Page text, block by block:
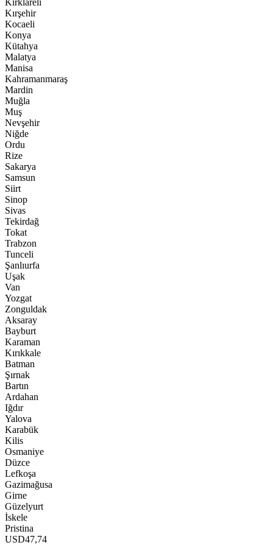
Kırklareli
Kırşehir
Kocaeli
Konya
Kütahya
Malatya
Manisa
Kahramanmaraş
Mardin
Muğla
Muş
Nevşehir
Niğde
Ordu
Rize
Sakarya
Samsun
Siirt
Sinop
Sivas
Tekirdağ
Tokat
Trabzon
Tunceli
Şanlıurfa
Uşak
Van
Yozgat
Zonguldak
Aksaray
Bayburt
Karaman
Kırıkkale
Batman
Şırnak
Bartın
Ardahan
Iğdır
Yalova
Karabük
Kilis
Osmaniye
Düzce
Lefkoşa
Gazimağusa
Girne
Güzelyurt
İskele
Pristina
USD47,74